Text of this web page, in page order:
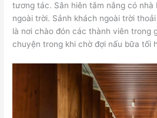
tương tác. Sân hiên tắm nắng có
ngoài trời. Sảnh khách ngoài trời
là nơi chào đón các thành viên trong
chuyện trong khi chờ đợi nấu bữa tối